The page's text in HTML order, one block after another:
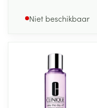
Niet beschikbaar